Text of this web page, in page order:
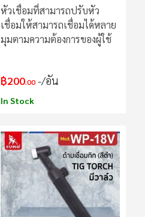
หัวเชื่อมที่สามารถปรับหัว
เชื่อมให้สามารถเชื่อมได้หลาย
มุมตามความต้องการของผู้ใช้
฿200.00 /อัน
In Stock